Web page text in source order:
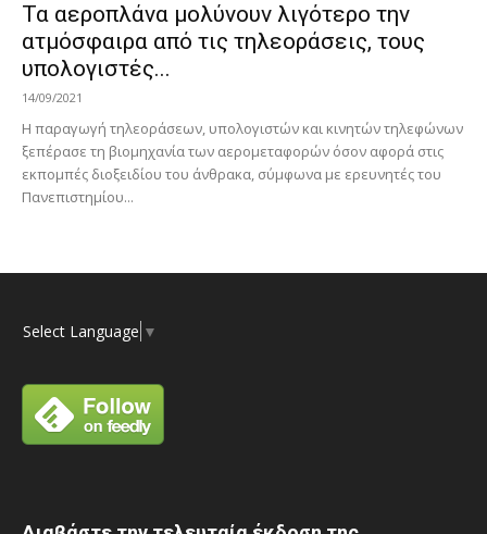
Τα αεροπλάνα μολύνουν λιγότερο την
ατμόσφαιρα από τις τηλεοράσεις, τους
υπολογιστές...
14/09/2021
Η παραγωγή τηλεοράσεων, υπολογιστών και κινητών τηλεφώνων
ξεπέρασε τη βιομηχανία των αερομεταφορών όσον αφορά στις
εκπομπές διοξειδίου του άνθρακα, σύμφωνα με ερευνητές του
Πανεπιστημίου...
Select Language ▼